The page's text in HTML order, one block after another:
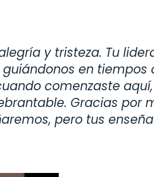
y tristeza. Tu
en tiempos
comenzaste
Gracias por
pero tus